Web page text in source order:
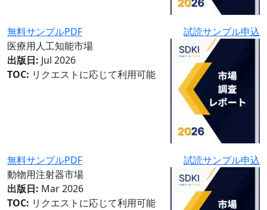
無料サンプルPDF
試読サンプル申込
医療用人工知能市場
出版日: Jul 2026
TOC: リクエストに応じて利用可能
無料サンプルPDF
試読サンプル申込
動物用注射器市場
出版日: Mar 2026
TOC: リクエストに応じて利用可能